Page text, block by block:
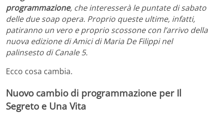
programmazione, che interesserà le puntate di sabato
delle due soap opera. Proprio queste ultime, infatti,
patiranno un vero e proprio scossone con l’arrivo della
nuova edizione di Amici di Maria De Filippi nel
palinsesto di Canale 5.
Ecco cosa cambia.
Nuovo cambio di programmazione per Il
Segreto e Una Vita